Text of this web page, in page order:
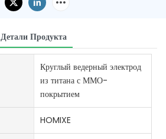
Детали Продукта
Круглый ведерный электрод
из титана с ММО-
покрытием
HOMIXE